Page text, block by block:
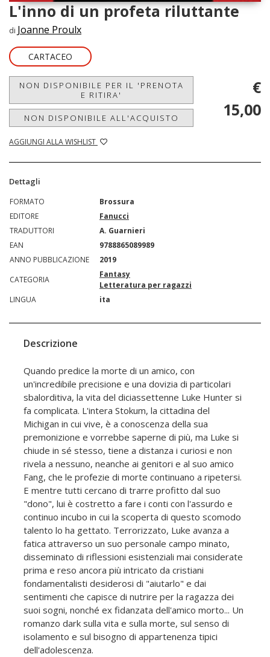
L'inno di un profeta riluttante
di Joanne Proulx
CARTACEO
NON DISPONIBILE PER IL 'PRENOTA
E RITIRA'
NON DISPONIBILE ALL'ACQUISTO
AGGIUNGI ALLA WISHLIST
€
15,00
Dettagli
FORMATO
Brossura
EDITORE
Fanucci
TRADUTTORI
A. Guarnieri
EAN
9788865089989
ANNO PUBBLICAZIONE
2019
CATEGORIA
Fantasy
Letteratura per ragazzi
LINGUA
ita
Descrizione
Quando predice la morte di un amico, con
un'incredibile precisione e una dovizia di particolari
sbalorditiva, la vita del diciassettenne Luke Hunter si
fa complicata. L'intera Stokum, la cittadina del
Michigan in cui vive, è a conoscenza della sua
premonizione e vorrebbe saperne di più, ma Luke si
chiude in sé stesso, tiene a distanza i curiosi e non
rivela a nessuno, neanche ai genitori e al suo amico
Fang, che le profezie di morte continuano a ripetersi.
E mentre tutti cercano di trarre profitto dal suo
"dono", lui è costretto a fare i conti con l'assurdo e
continuo incubo in cui la scoperta di questo scomodo
talento lo ha gettato. Terrorizzato, Luke avanza a
fatica attraverso un suo personale campo minato,
disseminato di riflessioni esistenziali mai considerate
prima e reso ancora più intricato da cristiani
fondamentalisti desiderosi di "aiutarlo" e dai
sentimenti che capisce di nutrire per la ragazza dei
suoi sogni, nonché ex fidanzata dell'amico morto... Un
romanzo dark sulla vita e sulla morte, sul senso di
isolamento e sul bisogno di appartenenza tipici
dell'adolescenza.